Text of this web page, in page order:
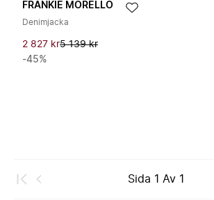
FRANKIE MORELLO
Denimjacka
2 827 kr5 139 kr
-45%
Sida 1 Av 1